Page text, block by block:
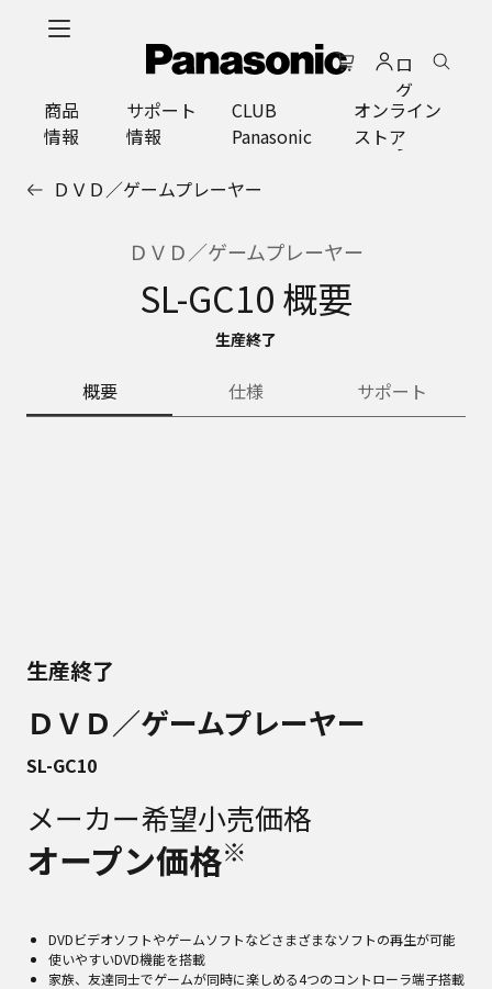
ロ
グ
イ
ン
商品
情報
サポート
情報
CLUB
Panasonic
オンライン
ストア
ＤＶＤ／ゲームプレーヤー
ＤＶＤ／ゲームプレーヤー
SL-GC10 概要
生産終了
概要 仕様 サポート
生産終了
ＤＶＤ／ゲームプレーヤー
SL-GC10
メーカー希望小売価格
オープン価格※
DVDビデオソフトやゲームソフトなどさまざまなソフトの再生が可能
使いやすいDVD機能を搭載
家族、友達同士でゲームが同時に楽しめる4つのコントローラ端子搭載